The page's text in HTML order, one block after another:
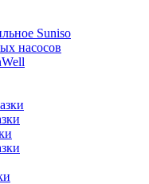
Suniso
насосов